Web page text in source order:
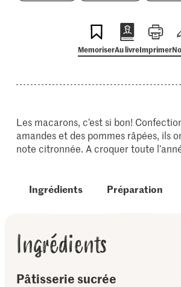
MemoriserAu livreImprimer
Les macarons, c’est si bon!
amandes et des pommes râpées, ils
note citronnée. A croquer toute
Ingrédients Préparation
Ingrédients
Pâtisserie sucrée